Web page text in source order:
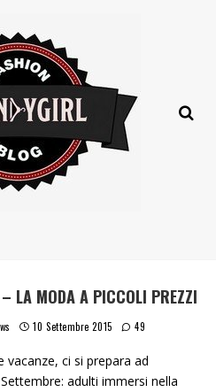
LA MODA A PICCOLI PREZZI
10 Settembre 2015 49
ci si prepara ad
adulti immersi nella